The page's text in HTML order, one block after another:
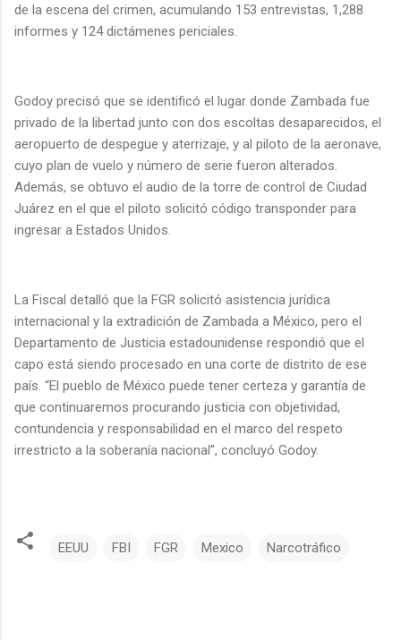
de la escena del crimen, acumulando 153 entrevistas, 1,288
informes y 124 dictámenes periciales.
Godoy precisó que se identificó el lugar donde Zambada fue
privado de la libertad junto con dos escoltas desaparecidos, el
aeropuerto de despegue y aterrizaje, y al piloto de la aeronave,
cuyo plan de vuelo y número de serie fueron alterados.
Además, se obtuvo el audio de la torre de control de Ciudad
Juárez en el que el piloto solicitó código transponder para
ingresar a Estados Unidos.
La Fiscal detalló que la FGR solicitó asistencia jurídica
internacional y la extradición de Zambada a México, pero el
Departamento de Justicia estadounidense respondió que el
capo está siendo procesado en una corte de distrito de ese
país. “El pueblo de México puede tener certeza y garantía de
que continuaremos procurando justicia con objetividad,
contundencia y responsabilidad en el marco del respeto
irrestricto a la soberanía nacional”, concluyó Godoy.
EEUU FBI FGR Mexico Narcotráfico